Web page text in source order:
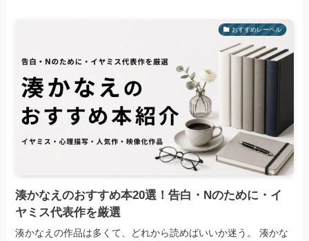
おすすめレーベル
湊かなえのおすすめ本20選！告白・Nのために・イ
ヤミス代表作を厳選
湊かなえの作品は多くて、どれから読めばいいか迷う。 湊かな